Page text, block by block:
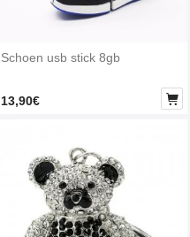
Schoen usb stick 8gb
13,90€ 